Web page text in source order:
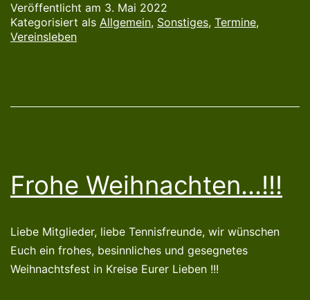
Veröffentlicht am 3. Mai 2022
Kategorisiert als Allgemein, Sonstiges, Termine,
Vereinsleben
Frohe Weihnachten…!!!
Liebe Mitglieder, liebe Tennisfreunde, wir wünschen
Euch ein frohes, besinnliches und gesegnetes
Weihnachtsfest in Kreise Eurer Lieben !!!